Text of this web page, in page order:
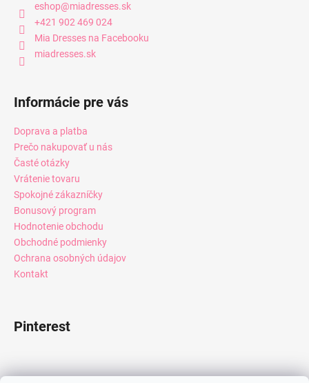
eshop@miadresses.sk
+421 902 469 024
Mia Dresses na Facebooku
miadresses.sk
Informácie pre vás
Doprava a platba
Prečo nakupovať u nás
Časté otázky
Vrátenie tovaru
Spokojné zákazníčky
Bonusový program
Hodnotenie obchodu
Obchodné podmienky
Ochrana osobných údajov
Kontakt
Pinterest